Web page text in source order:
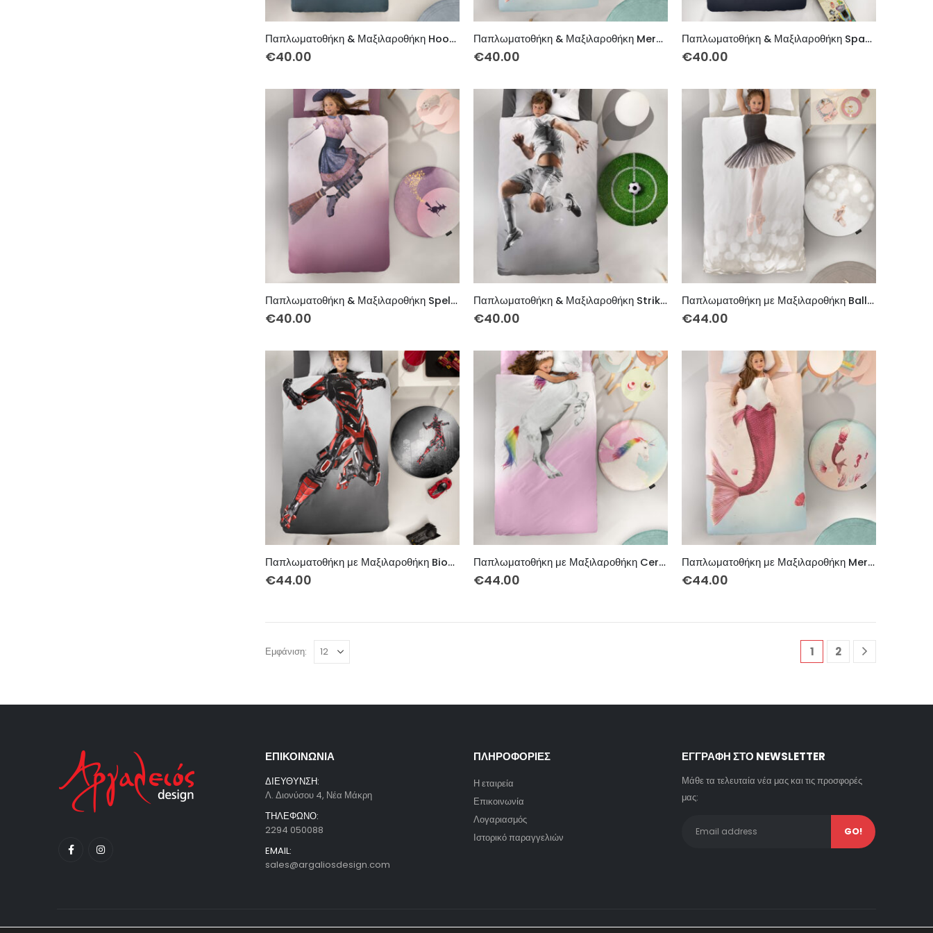
Παπλωματοθήκη & Μαξιλαροθήκη Hoop Cotton
€40.00
Παπλωματοθήκη & Μαξιλαροθήκη Mermaid Cotton
€40.00
Παπλωματοθήκη & Μαξιλαροθήκη Space Cotton
€40.00
Παπλωματοθήκη & Μαξιλαροθήκη Spell Cotton
€40.00
Παπλωματοθήκη & Μαξιλαροθήκη Striker Cotton
€40.00
Παπλωματοθήκη με Μαξιλαροθήκη Ballet
€44.00
Παπλωματοθήκη με Μαξιλαροθήκη Bionic
€44.00
Παπλωματοθήκη με Μαξιλαροθήκη Ceros
€44.00
Παπλωματοθήκη με Μαξιλαροθήκη Mermaid
€44.00
Εμφάνιση: 1 2
ΕΠΙΚΟΙΝΩΝΙΑ
ΔΙΕΥΘΥΝΣΗ:
Λ. Διονύσου 4, Νέα Μάκρη
ΤΗΛΕΦΩΝΟ:
2294 050088
EMAIL:
sales@argaliosdesign.com
ΠΛΗΡΟΦΟΡΙΕΣ
Η εταιρεία
Επικοινωνία
Λογαριασμός
Ιστορικό παραγγελιών
ΕΓΓΡΑΦΗ ΣΤΟ NEWSLETTER
Μάθε τα τελευταία νέα μας και τις προσφορές
μας: